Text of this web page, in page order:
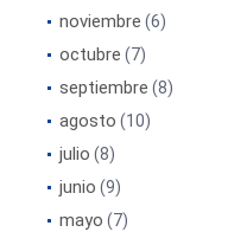
noviembre (6)
octubre (7)
septiembre (8)
agosto (10)
julio (8)
junio (9)
mayo (7)